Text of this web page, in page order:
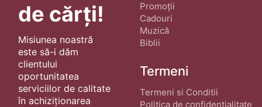
de cărți!
Misiunea noastră
este să-i dăm
clientului
oportunitatea
serviciilor de calitate
în achiziționarea
Promoții
Cadouri
Muzică
Biblii
Termeni
Termeni si Conditii
Politica de confidentialitate